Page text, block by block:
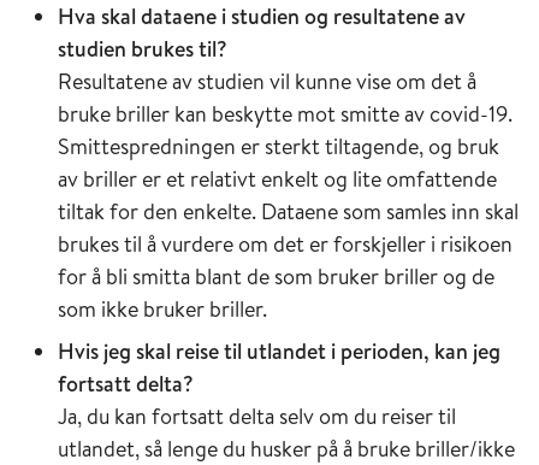
Hva skal dataene i studien og resultatene av
studien brukes til?
Resultatene av studien vil kunne vise om det å
bruke briller kan beskytte mot smitte av covid-19.
Smittespredningen er sterkt tiltagende, og bruk
av briller er et relativt enkelt og lite omfattende
tiltak for den enkelte. Dataene som samles inn skal
brukes til å vurdere om det er forskjeller i risikoen
for å bli smitta blant de som bruker briller og de
som ikke bruker briller.
Hvis jeg skal reise til utlandet i perioden, kan jeg
fortsatt delta?
Ja, du kan fortsatt delta selv om du reiser til
utlandet, så lenge du husker på å bruke briller/ikke